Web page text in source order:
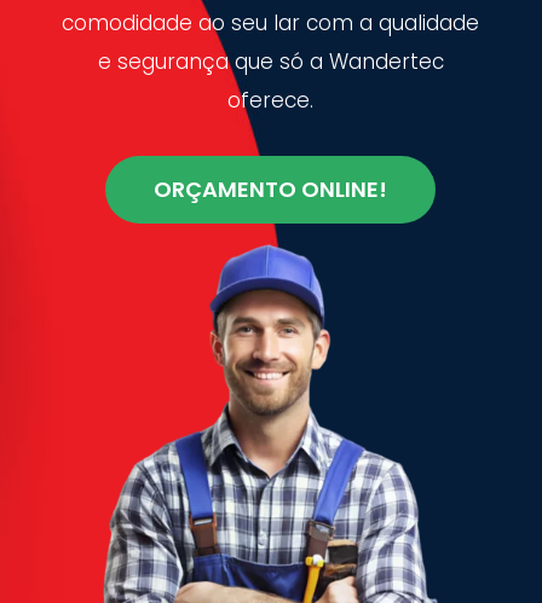
comodidade ao seu lar com a qualidade
e segurança que só a Wandertec
oferece.
ORÇAMENTO ONLINE!